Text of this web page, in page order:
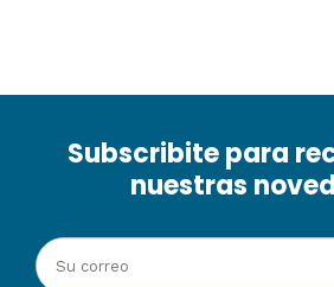
Subscribite para
nuestras